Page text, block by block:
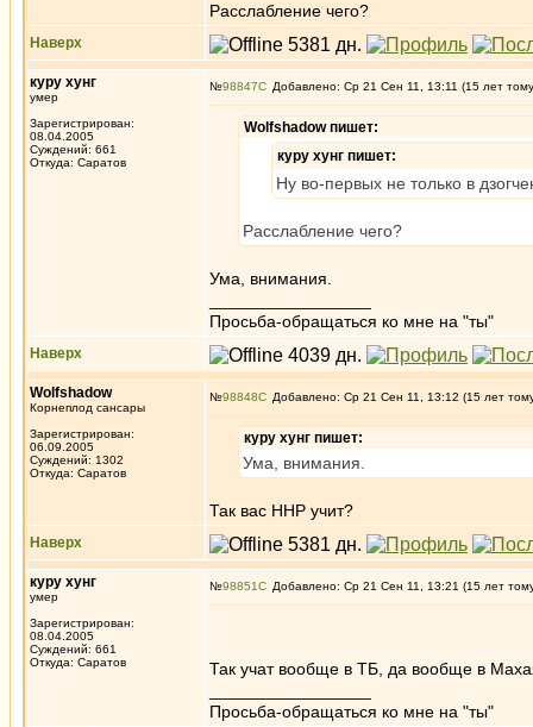
Расслабление чего?
Наверх
куру хунг
умер
Зарегистрирован:
08.04.2005
Суждений: 661
Откуда: Саратов
№98847 Добавлено: Ср 21 Сен 11, 13:11 (15 лет
Wolfshadow пишет:
куру хунг пишет:
Ну во-первых не только в
Расслабление чего?
Ума, внимания.
Просьба-обращаться ко мне на "ты"
Наверх
Wolfshadow
Корнеплод сансары
Зарегистрирован:
06.09.2005
Суждений: 1302
Откуда: Саратов
№98848 Добавлено: Ср 21 Сен 11, 13:12 (15 лет
куру хунг пишет:
Ума, внимания.
Так вас ННР учит?
Наверх
куру хунг
умер
Зарегистрирован:
08.04.2005
Суждений: 661
Откуда: Саратов
№98851 Добавлено: Ср 21 Сен 11, 13:21 (15 лет
Так учат вообще в ТБ, да вообще в
Просьба-обращаться ко мне на "ты"